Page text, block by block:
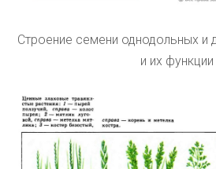
Строение семени однодольных и
и их функции